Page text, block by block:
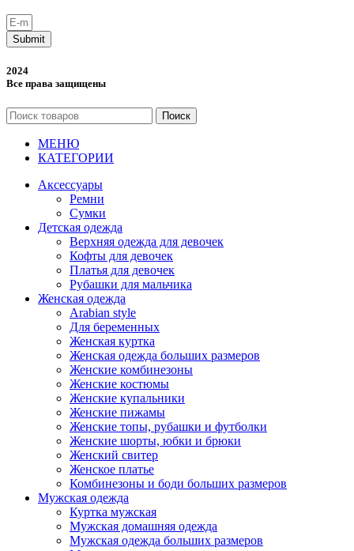
Submit
2024
Все права защищены
Поиск
МЕНЮ
КАТЕГОРИИ
Аксессуары
Ремни
Сумки
Детская одежда
Верхняя одежда для девочек
Кофты для девочек
Платья для девочек
Рубашки для мальчика
Женская одежда
Arabian style
Для беременных
Женская куртка
Женская одежда больших размеров
Женские комбинезоны
Женские костюмы
Женские купальники
Женские пижамы
Женские топы, рубашки и футболки
Женские шорты, юбки и брюки
Женский свитер
Женское платье
Комбинезоны и боди больших размеров
Мужская одежда
Куртка мужская
Мужская домашняя одежда
Мужская одежда больших размеров